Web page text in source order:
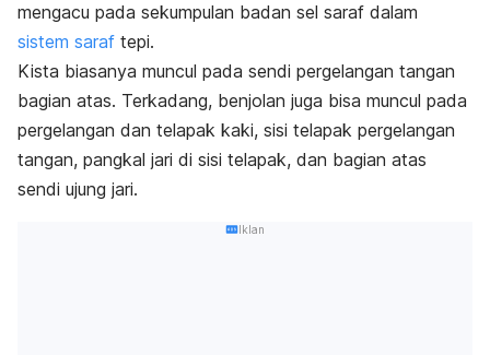
mengacu pada sekumpulan badan sel saraf dalam
sistem saraf tepi.
Kista biasanya muncul pada sendi pergelangan tangan
bagian atas. Terkadang, benjolan juga bisa muncul pada
pergelangan dan telapak kaki, sisi telapak pergelangan
tangan, pangkal jari di sisi telapak, dan bagian atas
sendi ujung jari.
Iklan